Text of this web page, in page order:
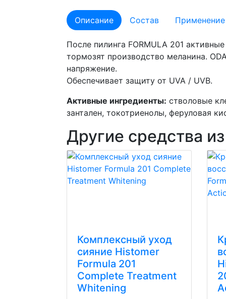
Описание Состав Применение
После пилинга FORMULA 201
тормозят производство меланина.
напряжение.
Обеспечивает защиту от UVA / UVB.
Активные ингредиенты: стволовые
зантален, токотриенолы, феруловая
Другие средства
Комплексный уход
сияние Histomer
Formula 201
Complete Treatment
Whitening